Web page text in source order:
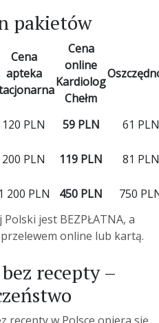
pakietów
Cena
apteka
Cena
online
Kardiolog
Chełm
120 PLN 59 PLN 61 PLN
200 PLN 119 PLN 81 PLN
1 200 PLN 450 PLN
750
jest BEZPŁATNA, a
online lub kartą.
recepty –